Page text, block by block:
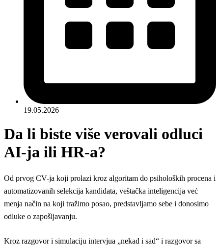
19.05.2026
Da li biste više verovali odluci
AI-ja ili HR-a?
Od prvog CV-ja koji prolazi kroz algoritam do psiholoških procena i
automatizovanih selekcija kandidata, veštačka inteligencija već
menja način na koji tražimo posao, predstavljamo sebe i donosimo
odluke o zapošljavanju.
Kroz razgovor i simulaciju intervjua „nekad i sad“ i razgovor sa